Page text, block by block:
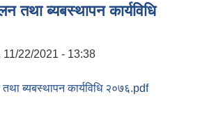
तथा ब्यबस्थापन कार्यविधि
11/22/2021 - 13:38
ब्यबस्थापन कार्यविधि २०७६.pdf